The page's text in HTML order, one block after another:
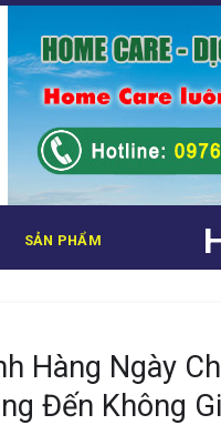
SẢN PHẨM
Hàng Ngày
Đến Không